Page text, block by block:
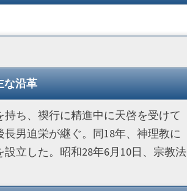
な沿革
ち、禊行に精進中に天啓を受けて
男迫栄が継ぐ。同18年、神理教に
立した。昭和28年6月10日、宗教法